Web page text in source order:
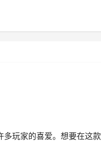
玩家的喜爱。想要在这款